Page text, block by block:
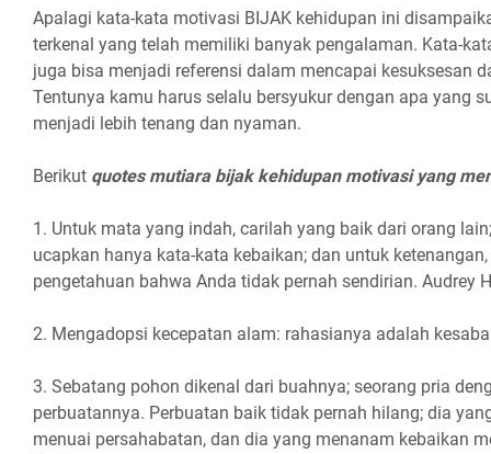
Apalagi kata-kata motivasi BIJAK kehidupan ini
terkenal yang telah memiliki banyak pengalaman. Kata-
juga bisa menjadi referensi dalam mencapai kesuksesan
Tentunya kamu harus selalu bersyukur dengan apa yang
menjadi lebih tenang dan nyaman.
Berikut quotes mutiara bijak kehidupan motivasi yang
1. Untuk mata yang indah, carilah yang baik dari orang
ucapkan hanya kata-kata kebaikan; dan untuk
pengetahuan bahwa Anda tidak pernah sendirian. Audrey
2. Mengadopsi kecepatan alam: rahasianya adalah
3. Sebatang pohon dikenal dari buahnya; seorang pria
perbuatannya. Perbuatan baik tidak pernah hilang; dia
menuai persahabatan, dan dia yang menanam kebaikan